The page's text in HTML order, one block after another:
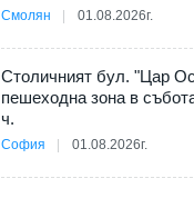
Смолян 01.08.2026г.
Столичният бул. "Цар
пешеходна зона в
ч.
София 01.08.2026г.